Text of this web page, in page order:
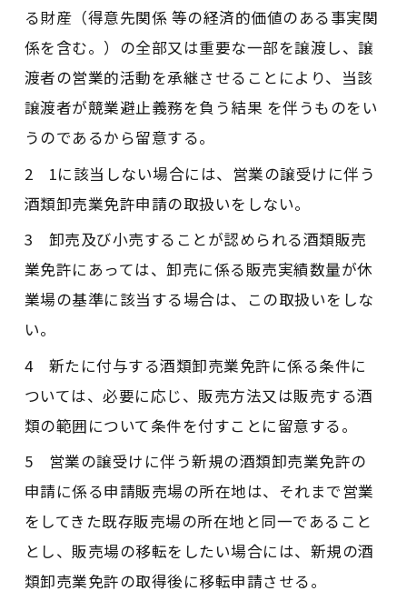
る財産（得意先関係 等の経済的価値のある事実関
係を含む。）の全部又は重要な一部を譲渡し、譲
渡者の営業的活動を承継させることにより、当該
譲渡者が競業避止義務を負う結果 を伴うものをい
うのであるから留意する。
2 1に該当しない場合には、営業の譲受けに伴う
酒類卸売業免許申請の取扱いをしない。
3 卸売及び小売することが認められる酒類販売
業免許にあっては、卸売に係る販売実績数量が休
業場の基準に該当する場合は、この取扱いをしな
い。
4 新たに付与する酒類卸売業免許に係る条件に
ついては、必要に応じ、販売方法又は販売する酒
類の範囲について条件を付すことに留意する。
5 営業の譲受けに伴う新規の酒類卸売業免許の
申請に係る申請販売場の所在地は、それまで営業
をしてきた既存販売場の所在地と同一であること
とし、販売場の移転をしたい場合には、新規の酒
類卸売業免許の取得後に移転申請させる。